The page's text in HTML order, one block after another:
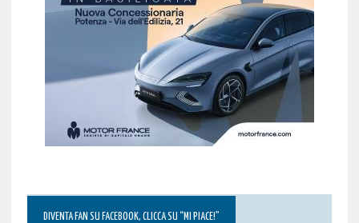
DIVENTA FAN SU FACEBOOK, CLICCA SU “MI PIACE!”